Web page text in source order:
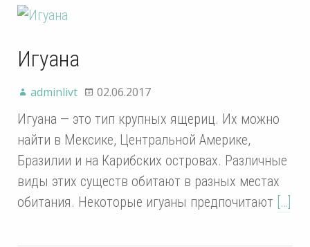
Игуана
adminlivt 02.06.2017
Игуана — это тип крупных ящериц. Их можно
найти в Мексике, Центральной Америке,
Бразилии и на Карибских островах. Различные
виды этих существ обитают в разных местах
обитания. Некоторые игуаны предпочитают […]